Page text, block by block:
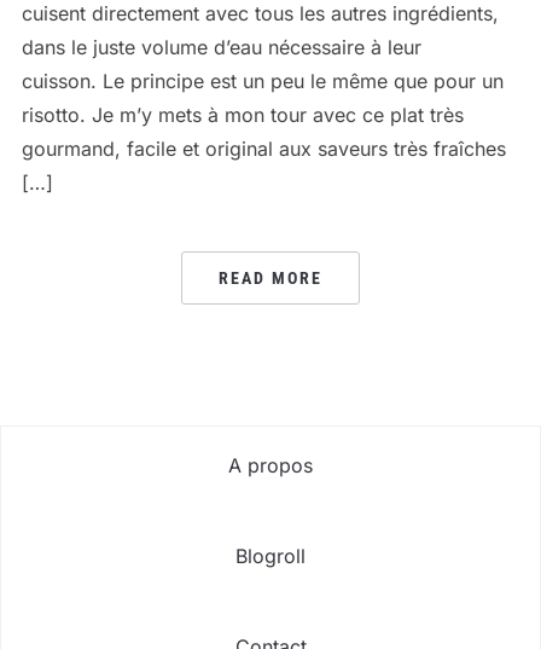
cuisent directement avec tous les autres ingrédients,
dans le juste volume d’eau nécessaire à leur
cuisson. Le principe est un peu le même que pour un
risotto. Je m’y mets à mon tour avec ce plat très
gourmand, facile et original aux saveurs très fraîches
[…]
READ MORE
A propos
Blogroll